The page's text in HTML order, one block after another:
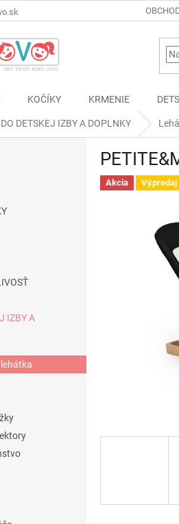
KOČÍKY KRMENIE
DETSKEJ IZBY A DOPLNKY
IZBY A
Akcia Výpredaj